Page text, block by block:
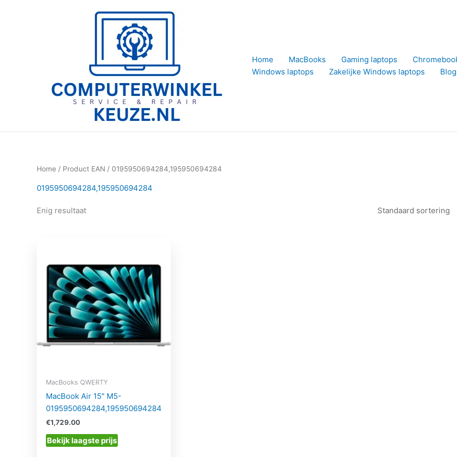
Home
MacBooks Gaming laptops
Windows laptops
Zakelijke Windows laptops Blog
Home / Product EAN / 0195950694284,195950694284
0195950694284,195950694284
Enig resultaat
MacBooks QWERTY
MacBook Air 15″ M5-
0195950694284,195950694284
€1,729.00
Bekijk laagste prijs